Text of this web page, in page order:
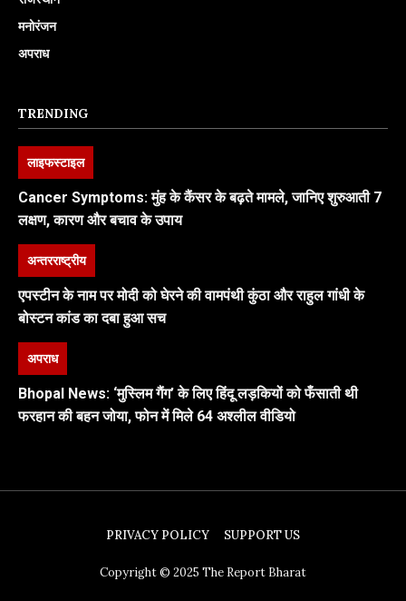
मनोरंजन
अपराध
TRENDING
लाइफस्टाइल
Cancer Symptoms: मुंह के कैंसर के बढ़ते मामले, जानिए शुरुआती 7
लक्षण, कारण और बचाव के उपाय
अन्तरराष्ट्रीय
एपस्टीन के नाम पर मोदी को घेरने की वामपंथी कुंठा और राहुल गांधी के
बोस्टन कांड का दबा हुआ सच
अपराध
Bhopal News: ‘मुस्लिम गैंग’ के लिए हिंदू लड़कियों को फँसाती थी
फरहान की बहन जोया, फोन में मिले 64 अश्लील वीडियो
PRIVACY POLICY SUPPORT US
Copyright © 2025 The Report Bharat